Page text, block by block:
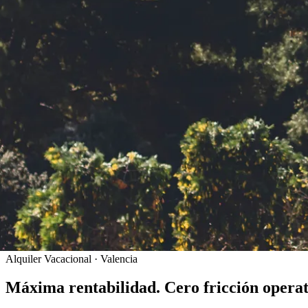
Alquiler Vacacional · Valencia
Máxima rentabilidad. Cero fricción